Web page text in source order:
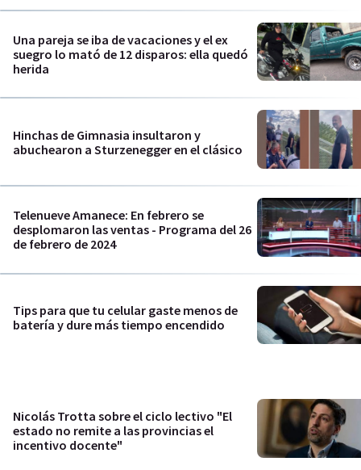
Una pareja se iba de vacaciones y el ex
suegro lo mató de 12 disparos: ella quedó
herida
Hinchas de Gimnasia insultaron y
abuchearon a Sturzenegger en el clásico
Telenueve Amanece: En febrero se
desplomaron las ventas - Programa del 26
de febrero de 2024
Tips para que tu celular gaste menos de
batería y dure más tiempo encendido
Nicolás Trotta sobre el ciclo lectivo "El
estado no remite a las provincias el
incentivo docente"